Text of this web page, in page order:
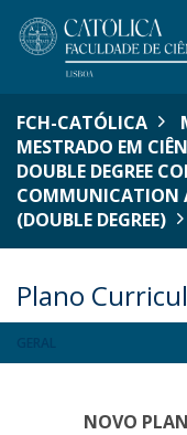
FCH-CATÓLICA
MESTRADO EM
DOUBLE DEGREE
COMMUNICATION
(DOUBLE DEGREE)
Plano
NOVO